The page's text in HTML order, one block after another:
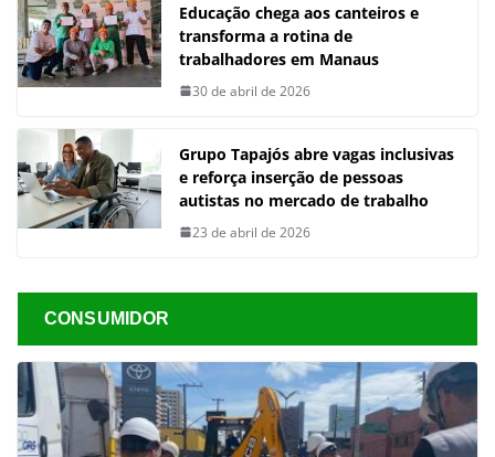
Educação chega aos canteiros e
transforma a rotina de
trabalhadores em Manaus
30 de abril de 2026
Grupo Tapajós abre vagas inclusivas
e reforça inserção de pessoas
autistas no mercado de trabalho
23 de abril de 2026
CONSUMIDOR